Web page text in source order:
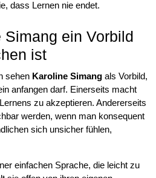
dass Lernen nie endet.
ein Vorbild
ist
sehen Karoline Simang als Vorbild,
anfangen darf. Einerseits macht
zu akzeptieren. Andererseits
werden, wenn man konsequent
sich unsicher fühlen,
einfachen Sprache, die leicht zu